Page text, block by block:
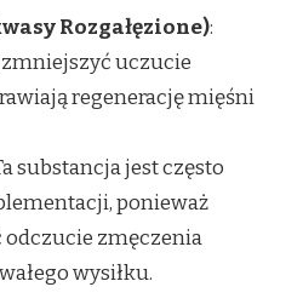
Rozgałęzione):
zmniejszyć uczucie
regenerację mięśni
substancja jest często
ponieważ
odczucie zmęczenia
wysiłku.